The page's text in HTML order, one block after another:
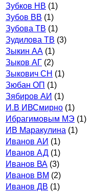
Зубков НВ (1)
Зубов ВВ (1)
Зубова ТВ (1)
Зудилова ТВ (3)
Зыкин АА (1)
Зыков АГ (2)
Зыкович СН (1)
Зюбан ОП (1)
Зябиров АИ (1)
И.В ИВСмирно (1)
Ибрагимовым МЭ (1)
ИВ Маракулина (1)
Иванов АИ (1)
Иванов АД (1)
Иванов ВА (3)
Иванов ВМ (2)
Иванов ДВ (1)